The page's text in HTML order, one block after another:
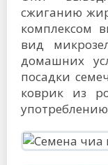
сжиганию
комплексом
вид
домашних
посадки
коврик из